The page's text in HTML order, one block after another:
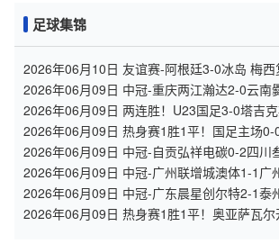
足球集锦
2026年06月10日 友谊赛-阿根廷3-0冰岛 梅
点+中柱阿尔马达破门
2026年06月09日 中冠-重庆两江瀚达2-0云南
功
2026年06月09日 两连胜！U23国足3-0塔吉
击+造点向余望点射
2026年06月09日 热身赛1胜1平！国足主场
中柱国足24脚射门未果
2026年06月09日 中冠-自贡弘祥电碳0-2四川
霖、邹齐破门
2026年06月09日 中冠-广州联增城澳体1-1广
绝平
2026年06月09日 中冠-广东晨星创尔特2-1泰
王伟轩破门
2026年06月09日 热身赛1胜1平！奥亚萨瓦